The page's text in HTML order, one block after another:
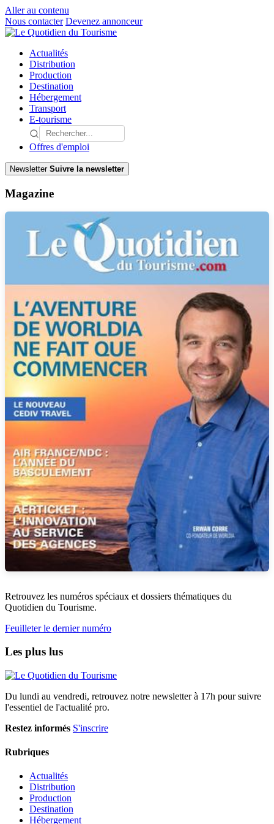
Aller au contenu
Nous contacter Devenez annonceur
Actualités
Distribution
Production
Destination
Hébergement
Transport
E-tourisme
Offres d'emploi
Newsletter Suivre la newsletter
Magazine
Retrouvez les numéros spéciaux et dossiers thématiques du
Quotidien du Tourisme.
Feuilleter le dernier numéro
Les plus lus
Du lundi au vendredi, retrouvez notre newsletter à 17h pour suivre
l'essentiel de l'actualité pro.
Restez informés S'inscrire
Rubriques
Actualités
Distribution
Production
Destination
Hébergement